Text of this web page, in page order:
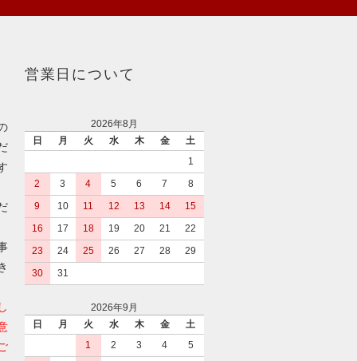
営業日について
2026年8月
日
月 火 水 木 金
土
1
2
3 4 5 6 7
8
9
10 11 12 13 14
15
16
17 18 19 20 21
22
23
24 25 26 27 28
29
30
31
2026年9月
日
月 火 水 木 金
土
1
2 3 4
5